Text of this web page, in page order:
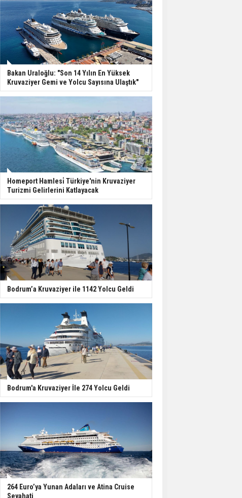
Bakan Uraloğlu: "Son 14 Yılın En Yüksek
Kruvaziyer Gemi ve Yolcu Sayısına Ulaştık"
Homeport Hamlesi̇ Türkiye'nin Kruvaziyer
Turizmi Gelirlerini Katlayacak
Bodrum’a Kruvaziyer ile 1142 Yolcu Geldi
Bodrum'a Kruvaziyer İle 274 Yolcu Geldi
264 Euro’ya Yunan Adaları ve Atina Cruise
Seyahati